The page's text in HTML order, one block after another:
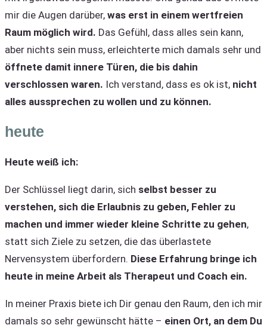
mir die Augen darüber, was erst in einem wertfreien
Raum möglich wird. Das Gefühl, dass alles sein kann,
aber nichts sein muss, erleichterte mich damals sehr und
öffnete damit innere Türen, die bis dahin
verschlossen waren. Ich verstand, dass es ok ist, nicht
alles aussprechen zu wollen und zu können.
heute
Heute weiß ich:
Der Schlüssel liegt darin, sich selbst besser zu
verstehen, sich die Erlaubnis zu geben, Fehler zu
machen und immer wieder kleine Schritte zu gehen,
statt sich Ziele zu setzen, die das überlastete
Nervensystem überfordern. Diese Erfahrung bringe ich
heute in meine Arbeit als Therapeut und Coach ein.
In meiner Praxis biete ich Dir genau den Raum, den ich mir
damals so sehr gewünscht hätte – einen Ort, an dem Du